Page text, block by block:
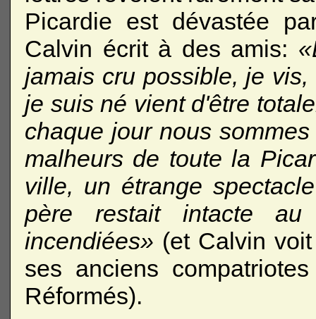
Picardie est dévastée
Calvin écrit à des amis:
jamais cru possible, je
je suis né vient d'être
chaque jour nous
malheurs de toute la
ville, un étrange
père restait intacte
incendiées» (et Calvin
ses anciens
Réformés).